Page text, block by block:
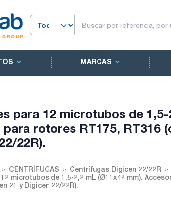
MARCAS
para 12 microtubos de
rotores RT175, RT316
22R).
CENTRÍFUGAS
Centrífugas Digicen 22/22R
microtubos de 1,5-2,2 mL (Ø11x42 mm).
21 y Digicen 22/22R).